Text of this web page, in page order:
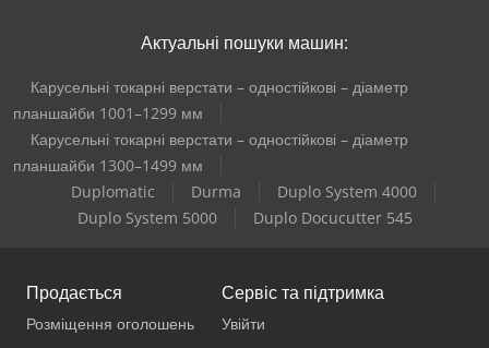
Актуальні пошуки машин:
Карусельні токарні верстати – одностійкові – діаметр
планшайби 1001–1299 мм
Карусельні токарні верстати – одностійкові – діаметр
планшайби 1300–1499 мм
Duplomatic
Durma
Duplo System 4000
Duplo System 5000
Duplo Docucutter 545
Продається
Розміщення оголошень
Сервіс та підтримка
Увійти